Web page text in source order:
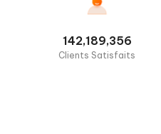
142,189,356
Clients Satisfaits